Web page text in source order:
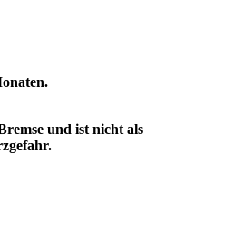
und ist nicht als